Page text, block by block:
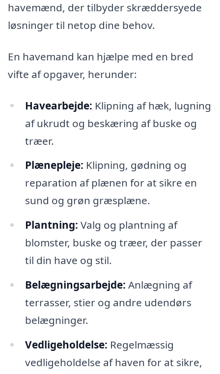
havemænd, der tilbyder skræddersyede
løsninger til netop dine behov.
En havemand kan hjælpe med en bred
vifte af opgaver, herunder:
Havearbejde: Klipning af hæk, lugning
af ukrudt og beskæring af buske og
træer.
Plænepleje: Klipning, gødning og
reparation af plænen for at sikre en
sund og grøn græsplæne.
Plantning: Valg og plantning af
blomster, buske og træer, der passer
til din have og stil.
Belægningsarbejde: Anlægning af
terrasser, stier og andre udendørs
belægninger.
Vedligeholdelse: Regelmæssig
vedligeholdelse af haven for at sikre,